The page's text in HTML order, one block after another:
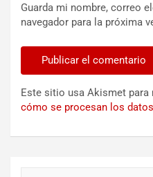
Guarda mi nombre, correo
navegador para la próxima
Este sitio usa Akismet para
cómo se procesan los